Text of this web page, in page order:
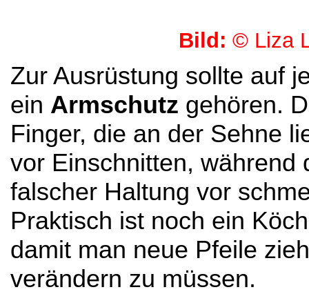
Bild: © Liza
Zur Ausrüstung sollte auf
ein Armschutz gehören.
Finger, die an der Sehne
vor Einschnitten, während
falscher Haltung vor
Praktisch ist noch ein
damit man neue Pfeile
verändern zu müssen.